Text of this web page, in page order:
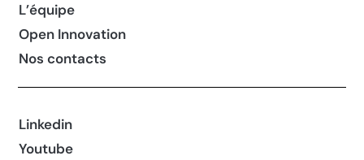
L’équipe
Open Innovation
Nos contacts
Linkedin
Youtube